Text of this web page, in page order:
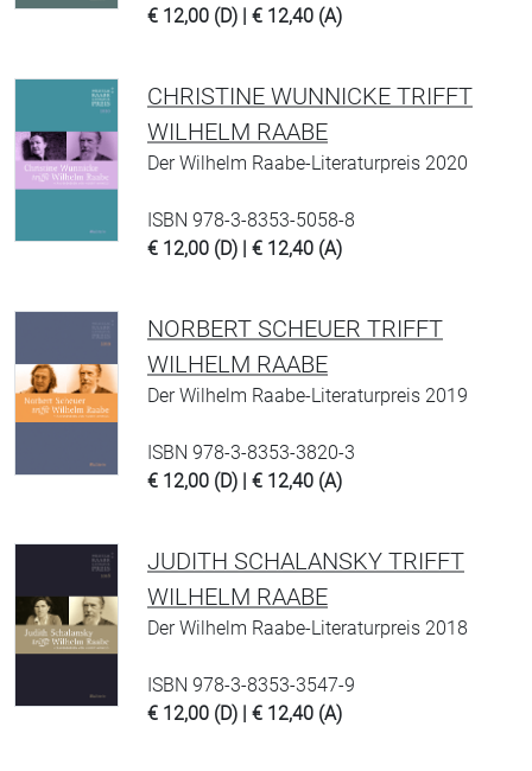
€ 12,00 (D) | € 12,40 (A)
CHRISTINE WUNNICKE TRIFFT
WILHELM RAABE
Der Wilhelm Raabe-Literaturpreis 2020
ISBN 978-3-8353-5058-8
€ 12,00 (D) | € 12,40 (A)
NORBERT SCHEUER TRIFFT
WILHELM RAABE
Der Wilhelm Raabe-Literaturpreis 2019
ISBN 978-3-8353-3820-3
€ 12,00 (D) | € 12,40 (A)
JUDITH SCHALANSKY TRIFFT
WILHELM RAABE
Der Wilhelm Raabe-Literaturpreis 2018
ISBN 978-3-8353-3547-9
€ 12,00 (D) | € 12,40 (A)